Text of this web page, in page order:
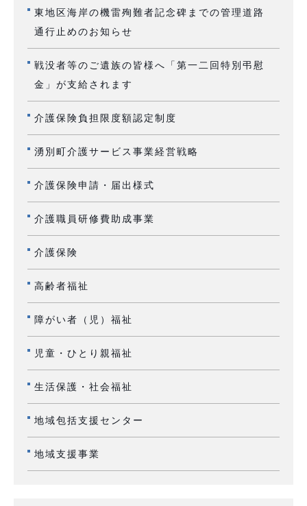
東地区海岸の機雷殉難者記念碑までの管理道路
通行止めのお知らせ
戦没者等のご遺族の皆様へ「第一二回特別弔慰
金」が支給されます
介護保険負担限度額認定制度
湧別町介護サービス事業経営戦略
介護保険申請・届出様式
介護職員研修費助成事業
介護保険
高齢者福祉
障がい者（児）福祉
児童・ひとり親福祉
生活保護・社会福祉
地域包括支援センター
地域支援事業